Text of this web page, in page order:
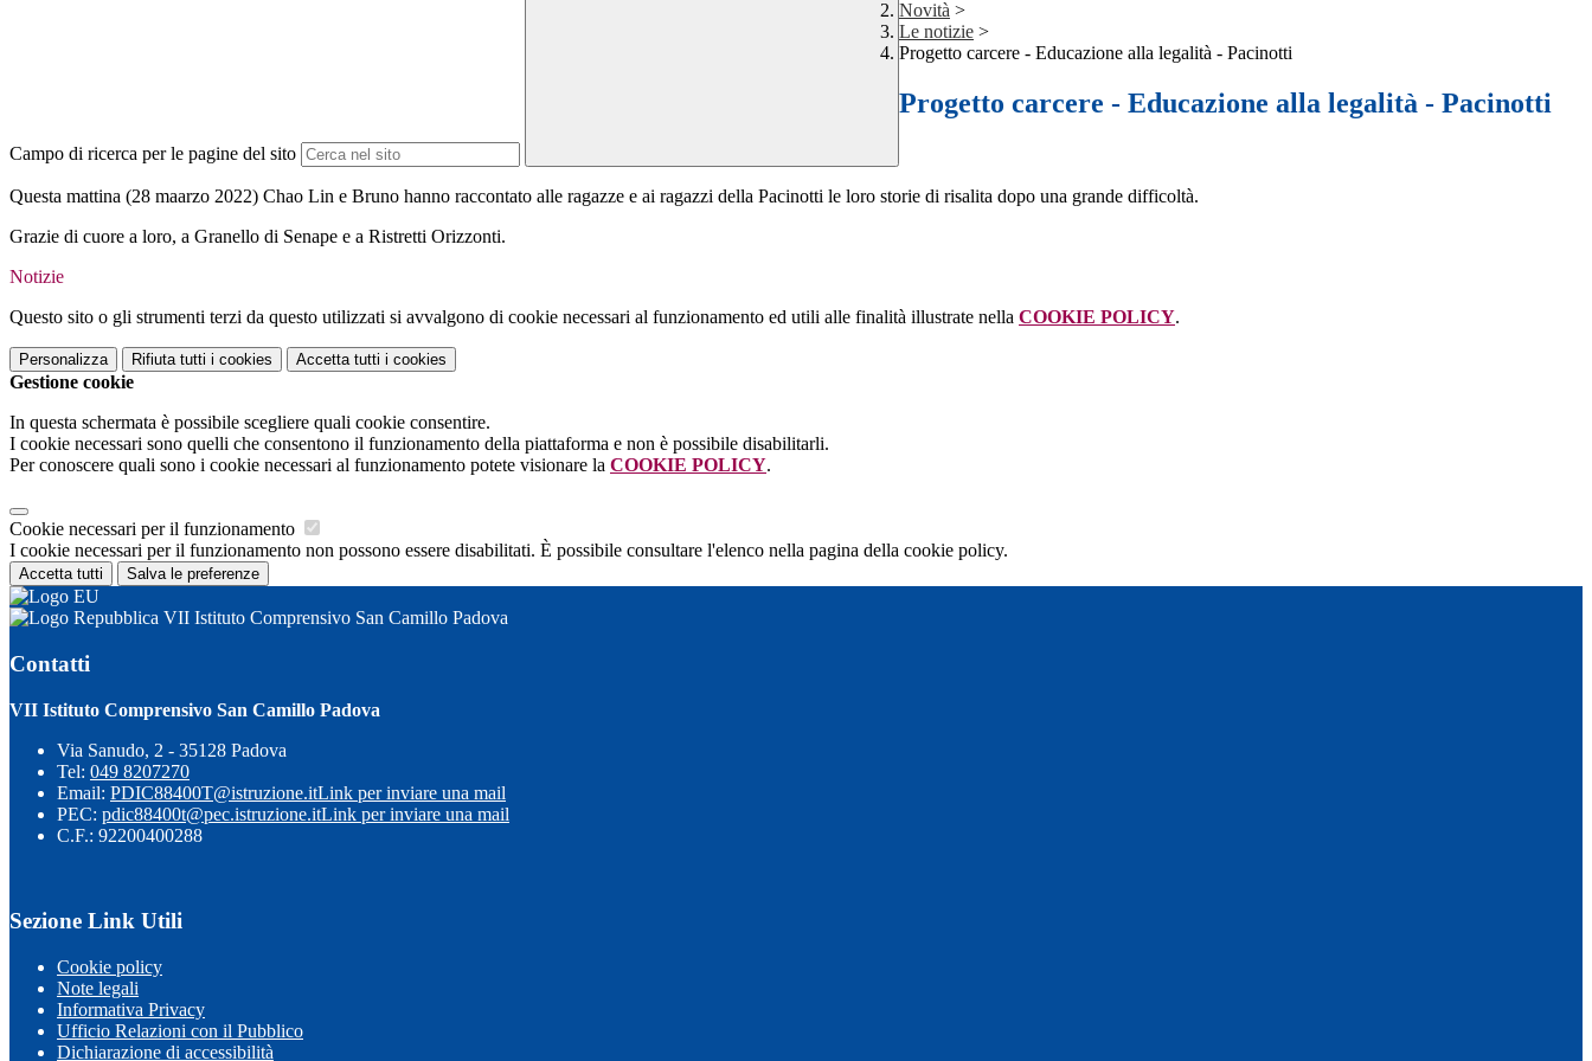
Campo di ricerca per le pagine del sito
Novità >
Le notizie >
Progetto carcere - Educazione alla legalità - Pacinotti
Progetto carcere - Educazione alla legalità - Pacinotti
Questa mattina (28 maarzo 2022) Chao Lin e Bruno hanno raccontato alle ragazze e ai ragazzi della Pacinotti le loro storie di risalita dopo una grande difficoltà.
Grazie di cuore a loro, a Granello di Senape e a Ristretti Orizzonti.
Notizie
Questo sito o gli strumenti terzi da questo utilizzati si avvalgono di cookie necessari al funzionamento ed utili alle finalità illustrate nella COOKIE POLICY.
Personalizza Rifiuta tutti i cookies Accetta tutti i cookies
Gestione cookie
In questa schermata è possibile scegliere quali cookie consentire.
I cookie necessari sono quelli che consentono il funzionamento della piattaforma e non è possibile disabilitarli.
Per conoscere quali sono i cookie necessari al funzionamento potete visionare la COOKIE POLICY.
Cookie necessari per il funzionamento
I cookie necessari per il funzionamento non possono essere disabilitati. È possibile consultare l'elenco nella pagina della cookie policy.
Accetta tutti Salva le preferenze
VII Istituto Comprensivo San Camillo Padova
Contatti
VII Istituto Comprensivo San Camillo Padova
Via Sanudo, 2 - 35128 Padova
Tel: 049 8207270
Email: PDIC88400T@istruzione.itLink per inviare una mail
PEC: pdic88400t@pec.istruzione.itLink per inviare una mail
C.F.: 92200400288
Sezione Link Utili
Cookie policy
Note legali
Informativa Privacy
Ufficio Relazioni con il Pubblico
Dichiarazione di accessibilità